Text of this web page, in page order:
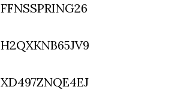
FFNSSPRING26
H2QXKNB65JV9
XD497ZNQE4EJ